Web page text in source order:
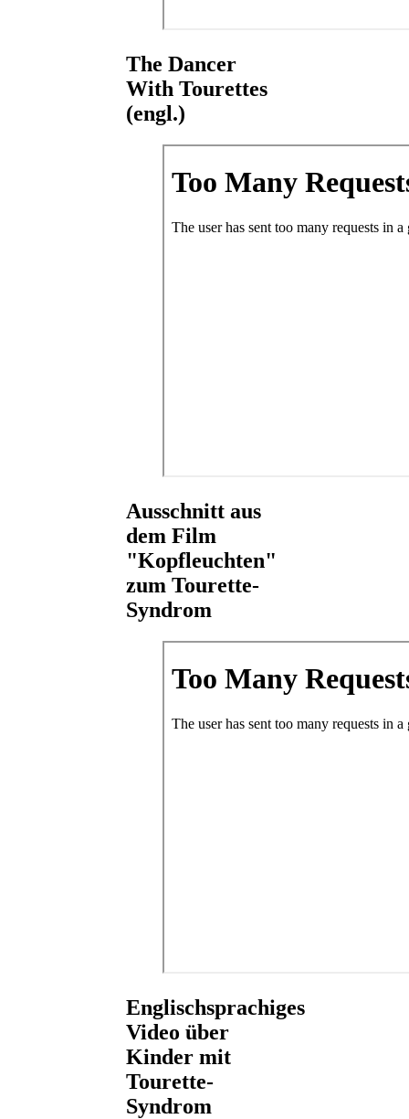
The Dancer
With Tourettes
(engl.)
Ausschnitt aus
dem Film
"Kopfleuchten"
zum Tourette-
Syndrom
Englischsprachiges
Video über
Kinder mit
Tourette-
Syndrom